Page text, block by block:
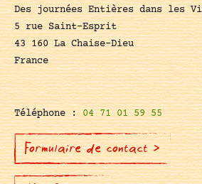
Des journées Entières dans les
5 rue Saint-Esprit
43 160 La Chaise-Dieu
France
Téléphone :04 71 01 59 55
Formulaire de contact >